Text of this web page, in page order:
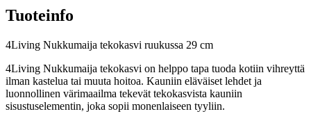
Tuoteinfo
4Living Nukkumaija tekokasvi ruukussa 29 cm
4Living Nukkumaija tekokasvi on helppo tapa tuoda kotiin vihreyttä
ilman kastelua tai muuta hoitoa. Kauniin eläväiset lehdet ja
luonnollinen värimaailma tekevät tekokasvista kauniin
sisustuselementin, joka sopii monenlaiseen tyyliin.